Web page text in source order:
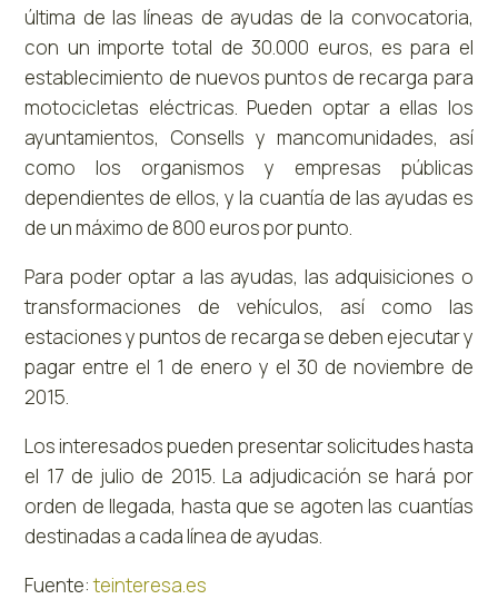
última de las líneas de ayudas de la convocatoria,
con un importe total de 30.000 euros, es para el
establecimiento de nuevos puntos de recarga para
motocicletas eléctricas. Pueden optar a ellas los
ayuntamientos, Consells y mancomunidades, así
como los organismos y empresas públicas
dependientes de ellos, y la cuantía de las ayudas es
de un máximo de 800 euros por punto.
Para poder optar a las ayudas, las adquisiciones o
transformaciones de vehículos, así como las
estaciones y puntos de recarga se deben ejecutar y
pagar entre el 1 de enero y el 30 de noviembre de
2015.
Los interesados pueden presentar solicitudes hasta
el 17 de julio de 2015. La adjudicación se hará por
orden de llegada, hasta que se agoten las cuantías
destinadas a cada línea de ayudas.
Fuente:teinteresa.es